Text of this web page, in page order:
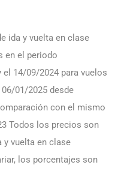
ida y vuelta en clase
en el periodo
14/09/2024 para vuelos
01/2025 desde
con el mismo
Todos los precios son
y vuelta en clase
los porcentajes son